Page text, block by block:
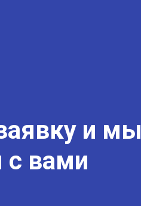
и мы
вами